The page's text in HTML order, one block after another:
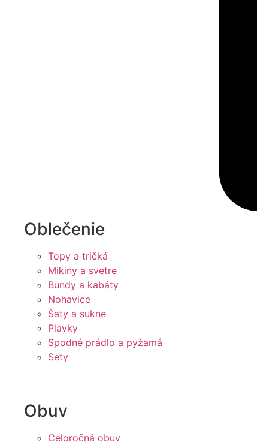
Oblečenie
Topy a tričká
Mikiny a svetre
Bundy a kabáty
Nohavice
Šaty a sukne
Plavky
Spodné prádlo a pyžamá
Sety
Obuv
Celoročná obuv